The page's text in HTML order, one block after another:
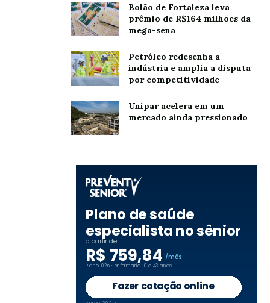
Bolão de Fortaleza leva
prêmio de R$164 milhões da
mega-sena
Petróleo redesenha a
indústria e amplia a disputa
por competitividade
Unipar acelera em um
mercado ainda pressionado